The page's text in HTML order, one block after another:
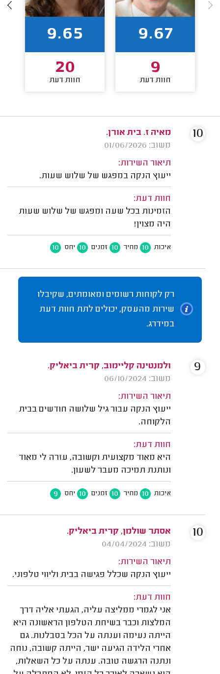
9.67
9
חוות דעת
9.65
20
חוות דעת
מאיה ז. בית אורן.
משוב: 01/06/2026
תיאור השירות:
ייעוץ הנקה במפגש של שלוש שעות.
חוות דעת:
הזמינות בכל שעה ומפגש של שלוש שעות
היה מצוין!
איכות 10 מחיר 10 זמנים 10 יחס 10
10
רק לקוחות רשומים ומאומתים, שקיבלו
שירות מהעסק, יכולים לתת חוות דעת
במידרג.
ולמנטינה קליימוב, קרית ביאליק.
משוב: 06/10/2024
תיאור השירות:
ייעוץ הנקה עבור גיל שלושה חודשים בבית
הלקוחה.
חוות דעת:
היא מאוד מקצועית וקשובה, עזרה לי מאוד
ונותנת תמיכה מעבר לשעון.
איכות 10 מחיר 10 זמנים 10 יחס 9
9
אסתר שולמן, קרית ביאליק.
משוב: 04/04/2024
תיאור השירות:
ייעוץ הנקה שכלל פגישה בבית וליווי טלפוני.
חוות דעת:
אני לגמרי ממליצה עליה, הגעתי אליה דרך
המלצות וכבר בשיחת הטלפון הראשונה היא
הייתה נעימה וענתה על הכל בסבלנות. גם
אחרי הלידה הגיעה ישר, הייתה קשובה, נוחה
ונתנה הרגשה טובה. ענתה על כל השאלות,
10